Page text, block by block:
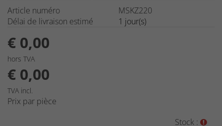
Article numéro
MSKZ220
Délai de livraison estimé
1 jour(s)
€ 0,00
hors TVA
€ 0,00
TVA incl.
Prix par pièce
Stock :